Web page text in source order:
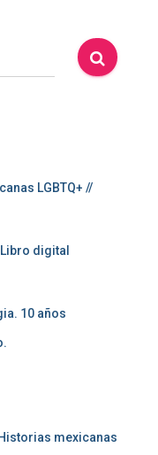
LGBTQ+ //
digital
10 años
mexicanas